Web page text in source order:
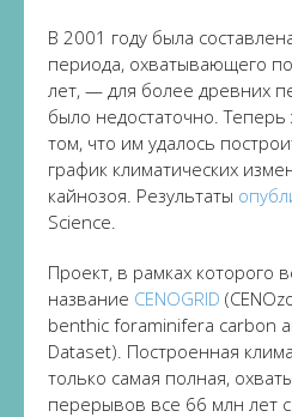
В 2001 году была
периода, охватывающего
лет, — для более древних
было недостаточно.
том, что им удалось
график климатических
кайнозоя. Результаты
Science.
Проект, в рамках которого
название CENOGRID
benthic foraminifera carbon
Dataset). Построенная
только самая полная,
перерывов все 66 млн лет